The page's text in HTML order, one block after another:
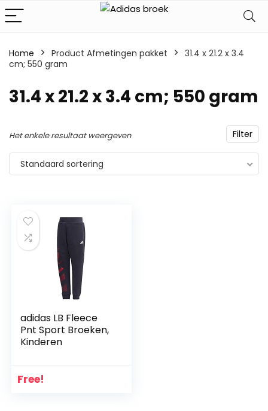
Home Product Afmetingen pakket
‎31.4 x 21.2 x 3.4
cm; 550 gram
‎31.4 x 21.2 x 3.4 cm; 550 gram
Filter
Het enkele resultaat weergeven
Standaard sortering
adidas LB Fleece
Pnt Sport Broeken,
Kinderen
Free!